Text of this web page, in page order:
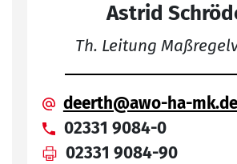
Astrid
Th. Leitung
deerth@awo-ha-mk.de
02331 9084-0
02331 9084-90